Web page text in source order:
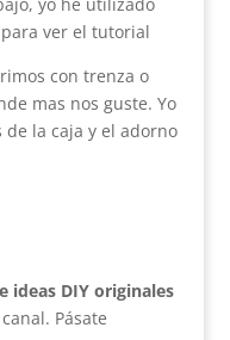
para ver el tutorial
con trenza o
mas nos guste. Yo
la caja y el adorno
ideas DIY originales
Pásate